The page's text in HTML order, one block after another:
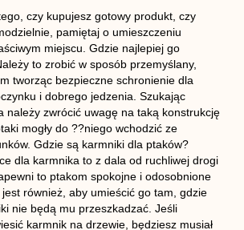
czy kupujesz gotowy produkt, czy
pamiętaj o umieszczeniu
miejscu. Gdzie najlepiej go
to zrobić w sposób przemyślany,
tworząc bezpieczne schronienie dla
i dobrego jedzenia. Szukając
należy zwrócić uwagę na taką konstrukcję
mogły do ??niego wchodzić ze
Gdzie są karmniki dla ptaków?
dla karmnika to z dala od ruchliwej drogi
to ptakom spokojne i odosobnione
również, aby umieścić go tam, gdzie
nie będą mu przeszkadzać. Jeśli
karmnik na drzewie, będziesz musiał